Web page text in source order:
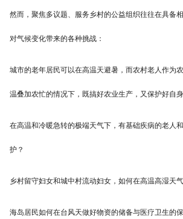
然而，聚焦多议题、服务乡村的公益组织往往在具备
对气候变化带来的各种挑战：
城市的老年居民可以在高温天避暑，而农村老人作为
温叠加农忙的情况下，既搞好农业生产，又保护好自
在高温和冷暖急转的极端天气下，有基础疾病的老人
护？
乡村留守妇女和城中村流动妇女，如何在高温高湿天
海岛居民如何在台风天做好物资的储备与医疗卫生的